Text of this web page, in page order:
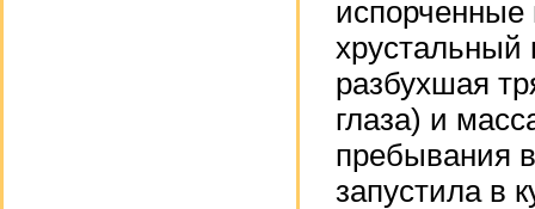
испорченные
хрустальный
разбухшая
глаза) и
пребывания
запустила в